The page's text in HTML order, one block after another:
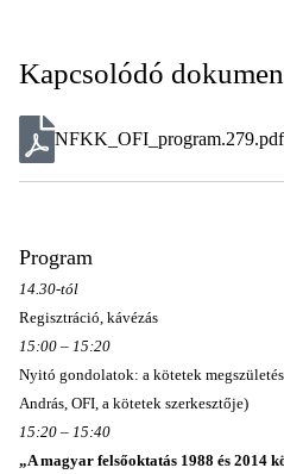
Kapcsolódó
NFKK_OFI_program.279.pdf
Program
14.30-tól
Regisztráció, kávézás
15:00 – 15:20
Nyitó gondolatok: a kötetek
András, OFI, a kötetek szerkesztője)
15:20 – 15:40
„A magyar felsőoktatás 1988 és 2014